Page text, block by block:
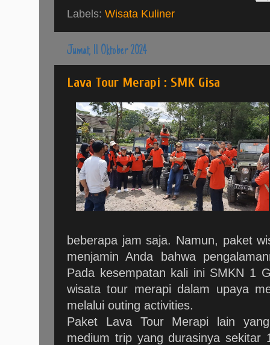
Labels: Wisata Kuliner
Jumat, 11 Oktober 2024
Lava Tour Merapi : SMK Gisa
beberapa jam saja. Namun, paket
menjamin Anda bahwa
Pada kesempatan kali ini SMKN 1
wisata tour merapi dalam upaya
melalui outing activities.
Paket Lava Tour Merapi lain
medium trip yang durasinya sekitar